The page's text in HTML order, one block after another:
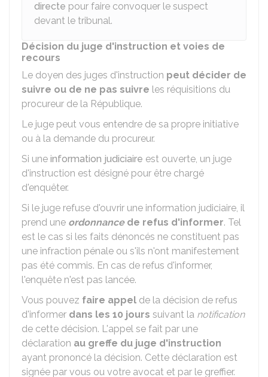
directe pour faire convoquer le suspect
devant le tribunal.
Décision du juge d'instruction et voies de
recours
Le doyen des juges d'instruction peut décider de
suivre ou de ne pas suivre les réquisitions du
procureur de la République.
Le juge peut vous entendre de sa propre initiative
ou à la demande du procureur.
Si une information judiciaire est ouverte, un juge
d'instruction est désigné pour être chargé
d'enquêter.
Si le juge refuse d'ouvrir une information judiciaire, il
prend une ordonnancede refus d'informer. Tel
est le cas si les faits dénoncés ne constituent pas
une infraction pénale ou s'ils n'ont manifestement
pas été commis. En cas de refus d'informer,
l'enquête n'est pas lancée.
Vous pouvez faire appel de la décision de refus
d'informer dans les 10 jours suivant la notification
de cette décision. L'appel se fait par une
déclaration au greffe du juge d'instruction
ayant prononcé la décision. Cette déclaration est
signée par vous ou votre avocat et par le greffier.